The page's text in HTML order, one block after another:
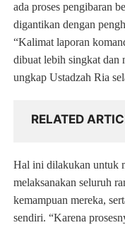
ada proses pengibaran
digantikan dengan
“Kalimat laporan
dibuat lebih singkat dan
ungkap Ustadzah Ria
RELATED
Hal ini dilakukan untuk
melaksanakan seluruh
kemampuan mereka,
sendiri. “Karena